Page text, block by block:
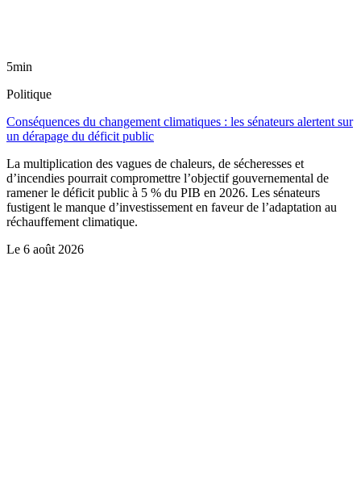
5min
Politique
Conséquences du changement climatiques : les sénateurs alertent sur
un dérapage du déficit public
La multiplication des vagues de chaleurs, de sécheresses et
d’incendies pourrait compromettre l’objectif gouvernemental de
ramener le déficit public à 5 % du PIB en 2026. Les sénateurs
fustigent le manque d’investissement en faveur de l’adaptation au
réchauffement climatique.
Le 6 août 2026